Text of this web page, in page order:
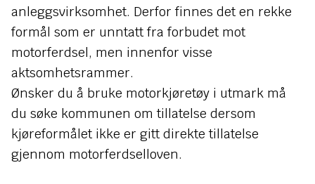
e
anleggsvirksomhet. Derfor finnes det en rekke
formål som er unntatt fra forbudet mot
motorferdsel, men innenfor visse
aktsomhetsrammer.
Ønsker du å bruke motorkjøretøy i utmark må
du søke kommunen om tillatelse dersom
kjøreformålet ikke er gitt direkte tillatelse
gjennom motorferdselloven.